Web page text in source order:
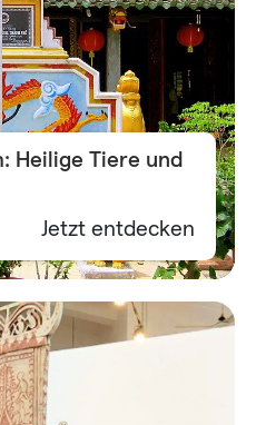
Heilige Tiere und
Jetzt entdecken